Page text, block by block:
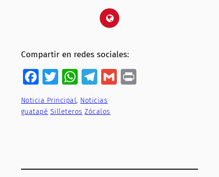
Compartir en redes sociales:
Facebook
Twitter
WhatsApp
Telegram
Gmail
Noticia Principal, Noticias
guatapé Silleteros Zócalos